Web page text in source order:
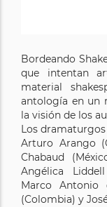
Bordeando
que intentan
material
antología en un
la visión de los
Los
Arturo Arango
Chabaud
Angélica
Marco Antonio
(Colombia) y